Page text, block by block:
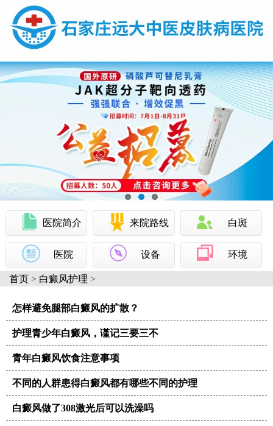
医院简介 来院路线 白斑
医院 设备 环境
首页 > 白癜风护理 >
怎样避免腿部白癜风的扩散？
护理青少年白癜风，谨记三要三不
青年白癜风饮食注意事项
不同的人群患得白癜风都有哪些不同的护理
白癜风做了308激光后可以洗澡吗